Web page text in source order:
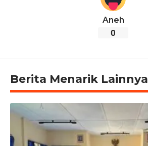
Aneh
0
Berita Menarik Lainnya